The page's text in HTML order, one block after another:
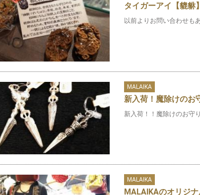
タイガーアイ【貔
以前よりお問い合わせも
MALAIKA
新入荷！魔除けのお
新入荷！！魔除けのお守
MALAIKA
MALAIKAのオリジ